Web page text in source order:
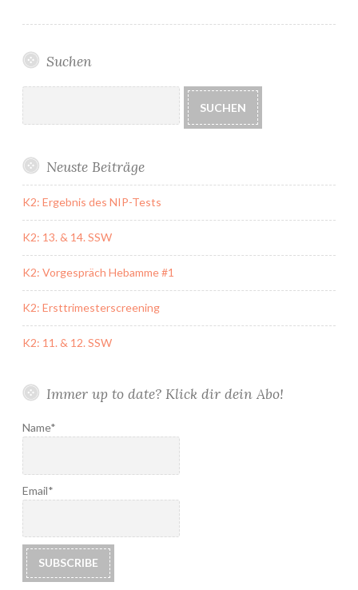
erhöhter
Suchen
SUCHEN
Neuste Beiträge
K2: Ergebnis des NIP-Tests
K2: 13. & 14. SSW
K2: Vorgespräch Hebamme #1
K2: Ersttrimesterscreening
K2: 11. & 12. SSW
Immer up to date? Klick dir dein Abo!
Name*
Email*